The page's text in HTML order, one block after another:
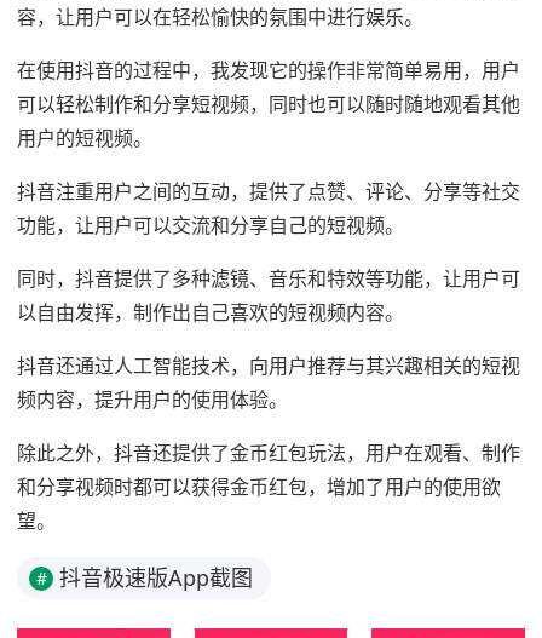
容，让用户可以在轻松愉快的氛围中进行娱乐。
在使用抖音的过程中，我发现它的操作非常简单易用，用户
可以轻松制作和分享短视频，同时也可以随时随地观看其他
用户的短视频。
抖音注重用户之间的互动，提供了点赞、评论、分享等社交
功能，让用户可以交流和分享自己的短视频。
同时，抖音提供了多种滤镜、音乐和特效等功能，让用户可
以自由发挥，制作出自己喜欢的短视频内容。
抖音还通过人工智能技术，向用户推荐与其兴趣相关的短视
频内容，提升用户的使用体验。
除此之外，抖音还提供了金币红包玩法，用户在观看、制作
和分享视频时都可以获得金币红包，增加了用户的使用欲
望。
# 抖音极速版App截图